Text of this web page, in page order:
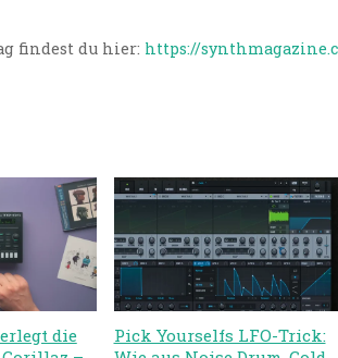
findest du hier: https://
die
Pick Yourselfs LFO-Trick: